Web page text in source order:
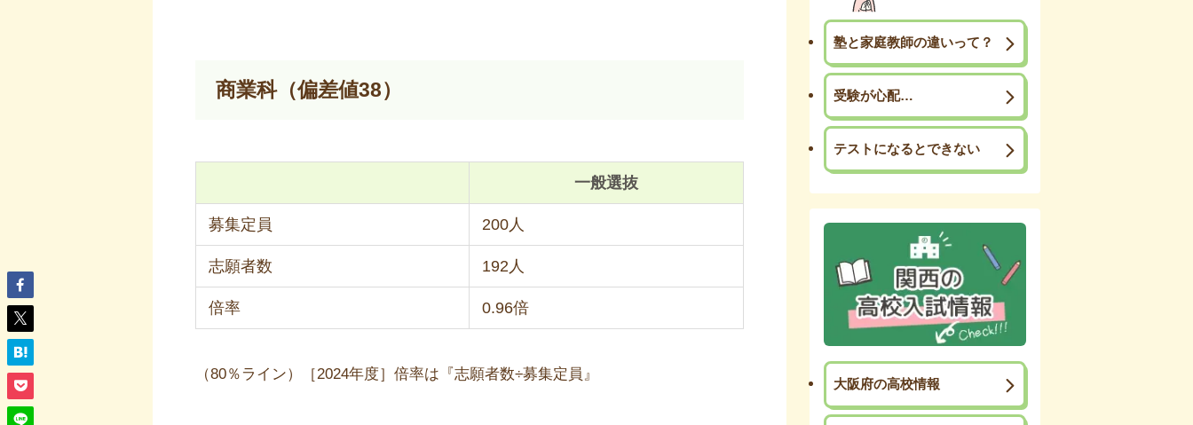
商業科（偏差値38）
一般選抜
募集定員 200人
志願者数 192人
倍率 0.96倍
（80％ライン）［2024年度］倍率は『志願者数÷募集定員』
塾と家庭教師の違いって？
受験が心配…
テストになるとできない
大阪府の高校情報